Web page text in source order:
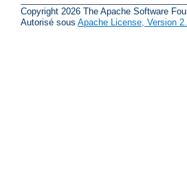
Copyright 2026 The Apache Software
Autorisé sous Apache License, Version